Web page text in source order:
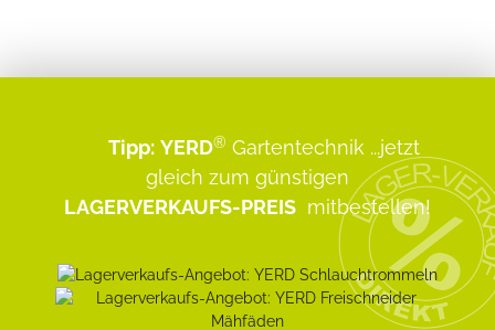
Tipp: YERD® Gartentechnik ...jetzt
gleich zum günstigen
LAGERVERKAUFS-PREIS mitbestellen!